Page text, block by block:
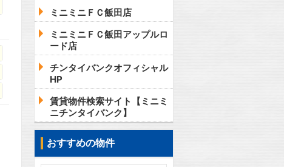
ミニミニＦＣ飯田店
ミニミニＦＣ飯田アップルロ
ード店
チンタイバンクオフィシャル
HP
賃貸物件検索サイト【ミニミ
ニチンタイバンク】
おすすめの物件